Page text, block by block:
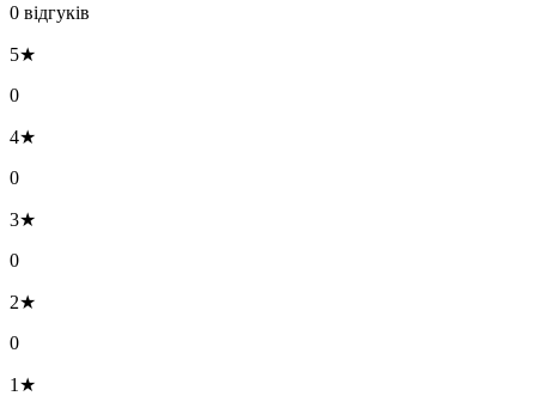
0 відгуків
5★
0
4★
0
3★
0
2★
0
1★